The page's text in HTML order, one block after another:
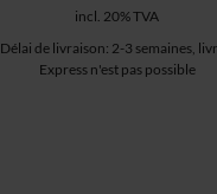
incl. 20% TVA
Délai de livraison: 2-3 semaines,
Express n'est pas possible